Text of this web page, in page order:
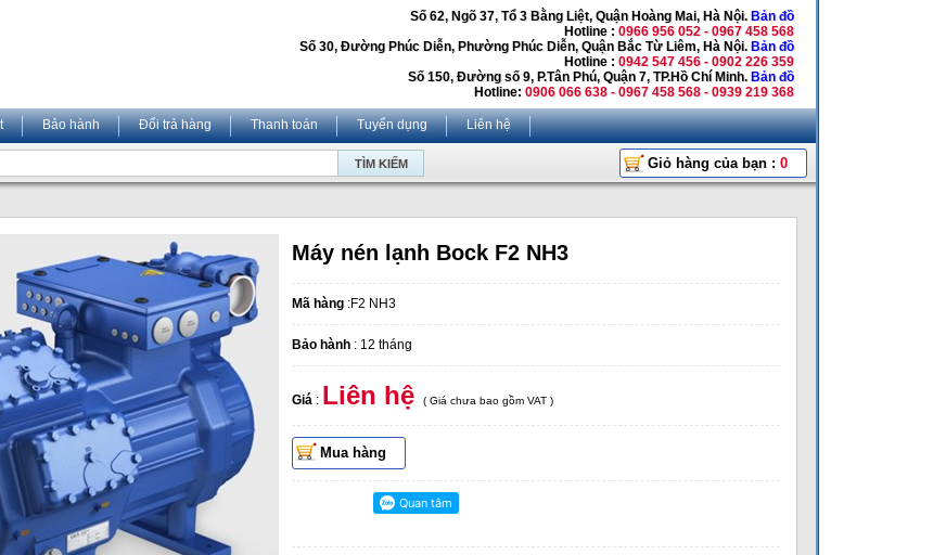
Số 62, Ngõ 37, Tổ 3 Bằng Liệt, Quận Hoàng Mai, Hà Nội. Bản đồ
Hotline : 0966 956 052 - 0967 458 568
Số 30, Đường Phúc Diễn, Phường Phúc Diễn, Quận Bắc Từ Liêm, Hà Nội. Bản đồ
Hotline : 0942 547 456 - 0902 226 359
Số 150, Đường số 9, P.Tân Phú, Quận 7, TP.Hồ Chí Minh. Bản đồ
Hotline: 0906 066 638 - 0967 458 568 - 0939 219 368
Bảo hành Đổi trả hàng Thanh toán Tuyển dụng Liên hệ
Giỏ hàng của bạn : 0
Máy nén lạnh Bock F2 NH3
Mã hàng :F2 NH3
Bảo hành : 12 tháng
Giá : Liên hệ ( Giá chưa bao gồm VAT )
Mua hàng